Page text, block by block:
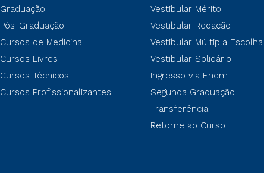
Graduação
Pós-Graduação
Cursos de Medicina
Cursos Livres
Cursos Técnicos
Cursos Profissionalizantes
Vestibular Mérito
Vestibular Redação
Vestibular Múltipla Escolha
Vestibular Solidário
Ingresso via Enem
Segunda Graduação
Transferência
Retorne ao Curso